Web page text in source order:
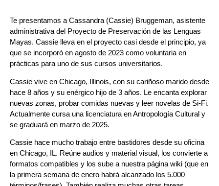
Te presentamos a Cassandra (Cassie) Bruggeman, asistente
administrativa del Proyecto de Preservación de las Lenguas
Mayas. Cassie lleva en el proyecto casi desde el principio, ya
que se incorporó en agosto de 2023 como voluntaria en
prácticas para uno de sus cursos universitarios.
Cassie vive en Chicago, Illinois, con su cariñoso marido desde
hace 8 años y su enérgico hijo de 3 años. Le encanta explorar
nuevas zonas, probar comidas nuevas y leer novelas de Si-Fi.
Actualmente cursa una licenciatura en Antropología Cultural y
se graduará en marzo de 2025.
Cassie hace mucho trabajo entre bastidores desde su oficina
en Chicago, IL. Reúne audios y material visual, los convierte a
formatos compatibles y los sube a nuestra página wiki (que en
la primera semana de enero habrá alcanzado los 5.000